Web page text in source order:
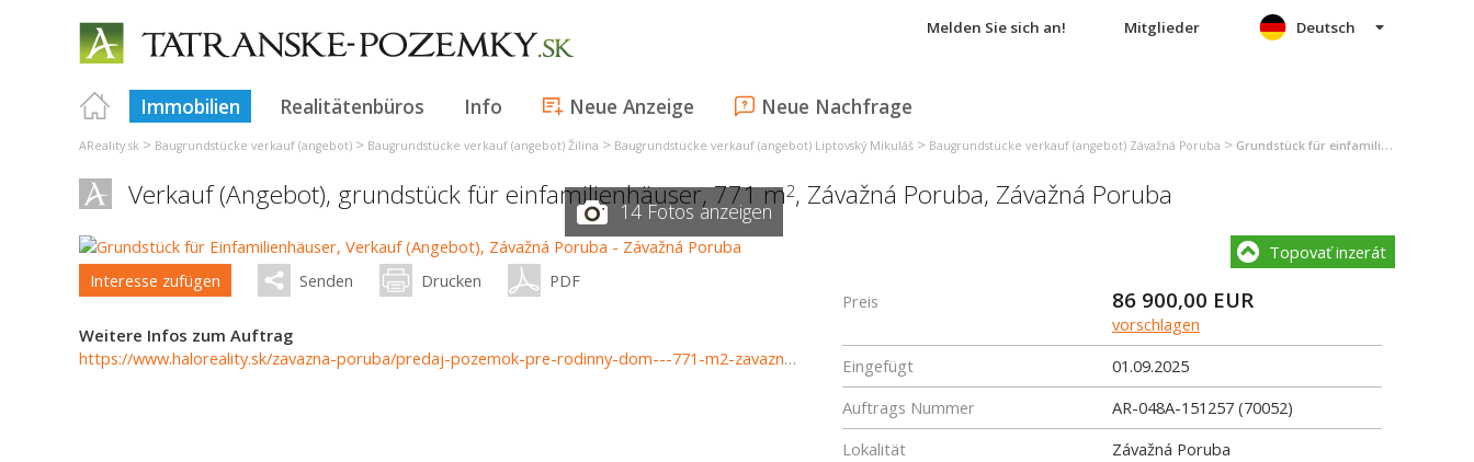
Melden Sie sich an! Mitglieder
Immobilien Realitätenbüros Info Neue Anzeige Neue Nachfrage
Deutsch
AReality.sk > Baugrundstücke verkauf (angebot) > Baugrundstücke verkauf (angebot) Žilina > Baugrundstücke verkauf (angebot) Liptovský Mikuláš > Baugrundstücke verkauf (angebot) Závažná Poruba > Grundstück für einfamilienhäuser verkauf (angebot) Závažná Poruba
Verkauf (Angebot), grundstück für einfamilienhäuser, 771 m2, Závažná Poruba, Závažná Poruba
14 Fotos anzeigen
Interesse zufügen Senden Drucken PDF
Weitere Infos zum Auftrag
https://www.haloreality.sk/zavazna-poruba/predaj-pozemok-pre-rodinny-dom---771-m2-zavazna-poruba-polna---exkluzivne-halo-reality/70052
Topovať inzerát
Preis 86 900,00 EUR
vorschlagen
Eingefügt
01.09.2025
Auftrags Nummer
AR-048A-151257 (70052)
Lokalität
Závažná Poruba